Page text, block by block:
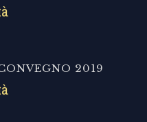
2019